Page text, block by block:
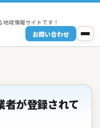
域情報サイトです！
お問い合わせ
者が登録されて